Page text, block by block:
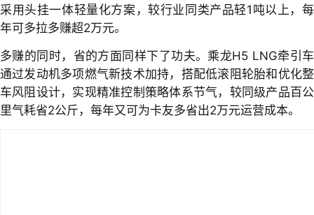
采用头挂一体轻量化方案，较行业同类产品轻1吨以上，每
年可多拉多赚超2万元。
多赚的同时，省的方面同样下了功夫。乘龙H5 LNG牵引车
通过发动机多项燃气新技术加持，搭配低滚阻轮胎和优化整
车风阻设计，实现精准控制策略体系节气，较同级产品百公
里气耗省2公斤，每年又可为卡友多省出2万元运营成本。